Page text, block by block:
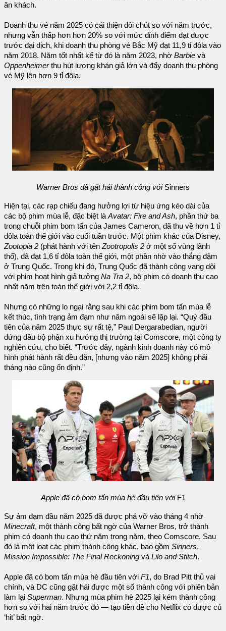
ăn khách.
Doanh thu vé năm 2025 có cải thiện đôi chút so với năm trước,
nhưng vẫn thấp hơn hơn 20% so với mức đỉnh điểm đạt được
trước đại dịch, khi doanh thu phòng vé Bắc Mỹ đạt 11,9 tỉ đôla vào
năm 2018. Năm tốt nhất kể từ đó là năm 2023, nhờ Barbie và
Oppenheimerthu hút lượng khán giả lớn và đẩy doanh thu phòng
vé Mỹ lên hơn 9 tỉ đôla.
Warner Bros đã gặt hái thành công vớiSinners
Hiện tại, các rạp chiếu đang hưởng lợi từ hiệu ứng kéo dài của
các bộ phim mùa lễ, đặc biệt làAvatar: Fire and Ash, phần thứ ba
trong chuỗi phim bom tấn của James Cameron, đã thu về hơn 1 tỉ
đôla toàn thế giới vào cuối tuần trước. Một phim khác của Disney,
Zootopia 2 (phát hành với tênZootropolis 2 ở một số vùng lãnh
thổ), đã đạt 1,6 tỉ đôla toàn thế giới, một phần nhờ vào thắng đậm
ở Trung Quốc. Trong khi đó, Trung Quốc đã thành công vang dội
với phim hoạt hình giả tưởng Na Tra 2, bộ phim có doanh thu cao
nhất năm trên toàn thế giới với 2,2 tỉ đôla.
Nhưng có những lo ngại rằng sau khi các phim bom tấn mùa lễ
kết thúc, tình trạng ảm đạm như năm ngoái sẽ lặp lại. “Quý đầu
tiên của năm 2025 thực sự rất tệ,” Paul Dergarabedian, người
đứng đầu bộ phận xu hướng thị trường tại Comscore, một công ty
nghiên cứu, cho biết. “Trước đây, ngành kinh doanh này có mô
hình phát hành rất đều đặn, [nhưng vào năm 2025] không phải
tháng nào cũng ổn định.”
Apple đã có bom tấn mùa hè đầu tiên vớiF1
Sự ảm đạm đầu năm 2025 đã được phá vỡ vào tháng 4 nhờ
Minecraft, một thành công bất ngờ của Warner Bros, trở thành
phim có doanh thu cao thứ năm trong năm, theo Comscore. Sau
đó là một loạt các phim thành công khác, bao gồm Sinners,
Mission Impossible: The Final Reckoning vàLilo and Stitch.
Apple đã có bom tấn mùa hè đầu tiên với F1, do Brad Pitt thủ vai
chính, và DC cũng gặt hái được một số thành công với phiên bản
làm lại Superman. Nhưng mùa phim hè 2025 lại kém thành công
hơn so với hai năm trước đó — tạo tiền đề cho Netflix có được cú
‘hit’ bất ngờ.